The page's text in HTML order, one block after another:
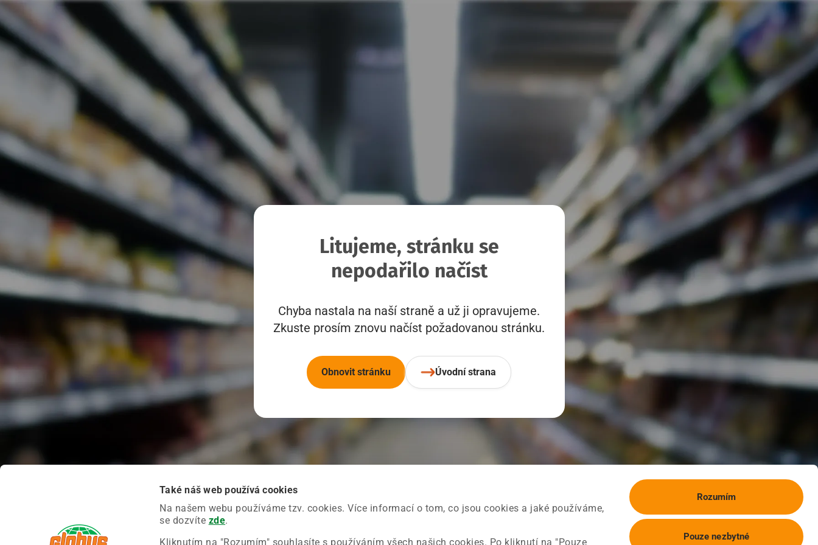
Také náš web používá cookies
Na našem webu používáme tzv. cookies. Více informací o tom, co jsou cookies a jaké používáme,
se dozvíte zde.
Kliknutím na "Rozumím" souhlasíte s používáním všech našich cookies. Po kliknutí na "Pouze
Rozumím
Pouze nezbytné
Litujeme, stránku se
nepodařilo načíst
Chyba nastala na naší straně a už ji opravujeme.
Zkuste prosím znovu načíst požadovanou stránku.
Obnovit stránku Úvodní strana